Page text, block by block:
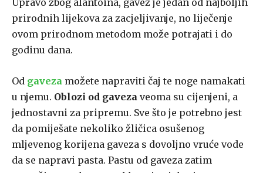
Upravo zbog alantoina, gavez je jedan od najboljih
prirodnih lijekova za zacjeljivanje, no liječenje
ovom prirodnom metodom može potrajati i do
godinu dana.
Od gaveza možete napraviti čaj te noge namakati
u njemu. Oblozi od gaveza veoma su cijenjeni, a
jednostavni za pripremu. Sve što je potrebno jest
da pomiješate nekoliko žličica osušenog
mljevenog korijena gaveza s dovoljno vruće vode
da se napravi pasta. Pastu od gaveza zatim